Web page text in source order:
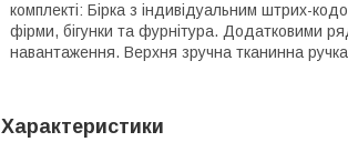
комплекті: Бірка з індивідуальним штрих-
фірми, бігунки та фурнітура. Додатковими
навантаження. Верхня зручна тканинна
Характеристики